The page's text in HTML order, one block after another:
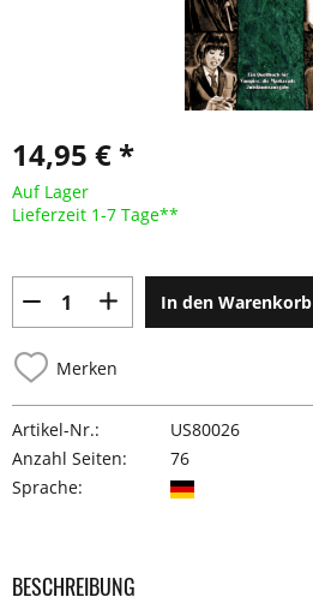
14,95 € *
Auf Lager
Lieferzeit 1-7 Tage**
In den Warenkorb
Merken
Artikel-Nr.:
US80026
Anzahl Seiten:
76
Sprache:
BESCHREIBUNG